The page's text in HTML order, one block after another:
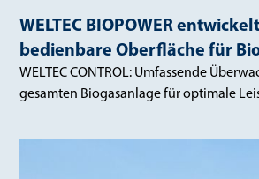
WELTEC BIOPOWER
bedienbare Oberfläche für
WELTEC CONTROL: Umfassende
gesamten Biogasanlage für optimale